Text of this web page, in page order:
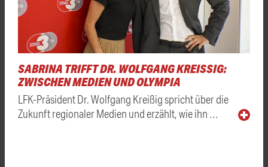
SABRINA TRIFFT DR. WOLFGANG KREISSIG: Z
WISCHEN MEDIEN UND OLYMPIA
LFK-Präsident Dr. Wolfgang Kreißig spricht über die
Zukunft regionaler Medien und erzählt, wie ihn …